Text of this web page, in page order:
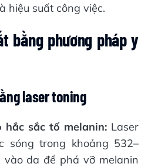
hiệu suất công việc.
bằng phương pháp y
laser toning
hắc sắc tố melanin: Laser
sóng trong khoảng 532–
vào da để phá vỡ melanin